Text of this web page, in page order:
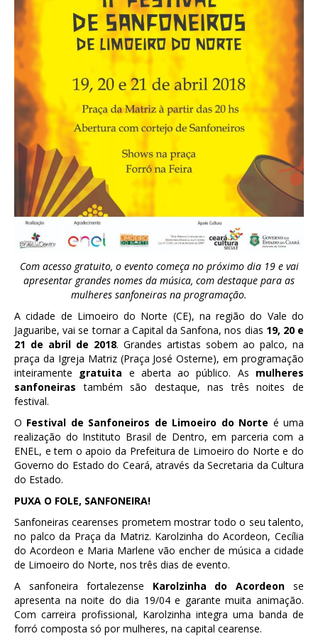
Com acesso gratuito, o evento começa no próximo dia 19 e vai
apresentar grandes nomes da música, com destaque para as
mulheres sanfoneiras na programação.
A cidade de Limoeiro do Norte (CE), na região do Vale do
Jaguaribe, vai se tornar a Capital da Sanfona, nos dias 19, 20 e
21 de abril de 2018. Grandes artistas sobem ao palco, na
praça da Igreja Matriz (Praça José Osterne), em programação
inteiramente gratuita e aberta ao público. As mulheres
sanfoneiras também são destaque, nas três noites de
festival.
O Festival de Sanfoneiros de Limoeiro do Norte é uma
realização do Instituto Brasil de Dentro, em parceria com a
ENEL, e tem o apoio da Prefeitura de Limoeiro do Norte e do
Governo do Estado do Ceará, através da Secretaria da Cultura
do Estado.
PUXA O FOLE, SANFONEIRA!
Sanfoneiras cearenses prometem mostrar todo o seu talento,
no palco da Praça da Matriz. Karolzinha do Acordeon, Cecília
do Acordeon e Maria Marlene vão encher de música a cidade
de Limoeiro do Norte, nos três dias de evento.
A sanfoneira fortalezense Karolzinha do Acordeon se
apresenta na noite do dia 19/04 e garante muita animação.
Com carreira profissional, Karolzinha integra uma banda de
forró composta só por mulheres, na capital cearense.